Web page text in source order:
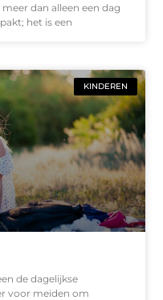
dan alleen een dag
het is een
KINDEREN
de dagelijkse
voor meiden om